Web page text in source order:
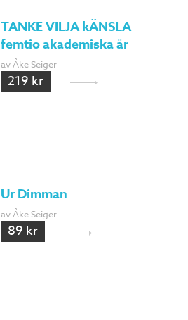
TANKE VILJA kÄNSLA
femtio akademiska år
av Åke Seiger
219 kr
Ur Dimman
av Åke Seiger
89 kr